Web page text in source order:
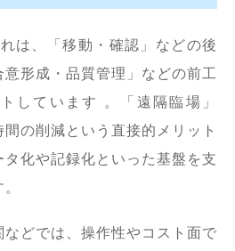
は、「移動・確認」などの後
形成・品質管理」などの前工
しています 。「遠隔臨場」
の削減という直接的メリット
化や記録化といった基盤を支
などでは、操作性やコスト面で